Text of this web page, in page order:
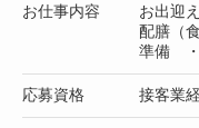
お仕事内容
お出迎
配膳（
準備 ・
応募資格 接客業